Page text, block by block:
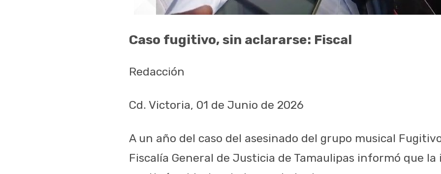
Caso fugitivo, sin aclararse: Fiscal
Redacción
Cd. Victoria, 01 de Junio de 2026
A un año del caso del asesinado del grupo musical
Fiscalía General de Justicia de Tamaulipas informó que